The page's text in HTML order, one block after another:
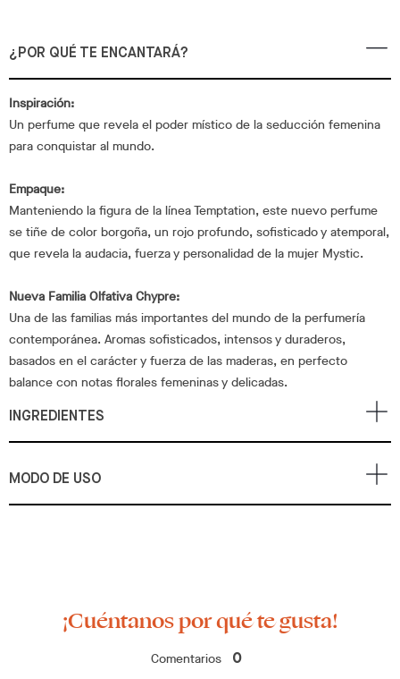
¿POR QUÉ TE ENCANTARÁ?
Inspiración:
Un perfume que revela el poder místico de la seducción femenina
para conquistar al mundo.
Empaque:
Manteniendo la figura de la línea Temptation, este nuevo perfume
se tiñe de color borgoña, un rojo profundo, sofisticado y atemporal,
que revela la audacia, fuerza y personalidad de la mujer Mystic.
Nueva Familia Olfativa Chypre:
Una de las familias más importantes del mundo de la perfumería
contemporánea. Aromas sofisticados, intensos y duraderos,
basados en el carácter y fuerza de las maderas, en perfecto
balance con notas florales femeninas y delicadas.
INGREDIENTES
MODO DE USO
¡Cuéntanos por qué te gusta!
Comentarios 0